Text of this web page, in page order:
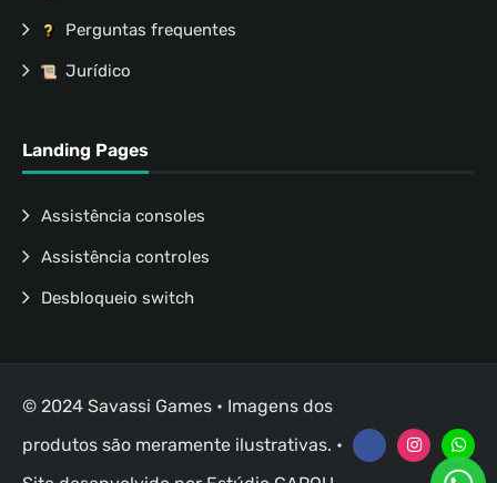
Perguntas frequentes
Jurídico
Landing Pages
Assistência consoles
Assistência controles
Desbloqueio switch
© 2024 Savassi Games • Imagens dos
produtos são meramente ilustrativas. •